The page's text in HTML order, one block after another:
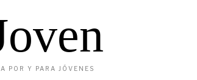
POR Y PARA JÓVENES